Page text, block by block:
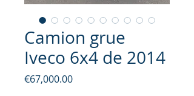
Camion grue
Iveco 6x4 de 2014
€67,000.00Price